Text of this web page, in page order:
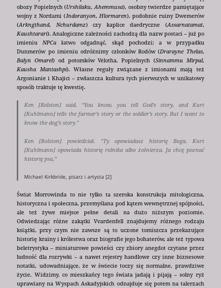
obozy Popielnych (Urshilaku,Ahemmusa), osobny twierdze pamiętające
wojny z Nordami (Indoranyon, Hlormaren), podobnie ruiny Dwemerów
(Arkngthand, Nchurdamz) czy kaplice daedryczne (Assarnatamat,
Kaushtarari). Analogiczne zależności zachodzą dla nazw postaci – już po
imieniuNPCa łatwo odgadnąć, skąd pochodzi; a w przypadku
Dunmerów po imieniu odróżnimy członków Rodów (Drarayne Thelas,
Balyn Omarel) od potomków Velotha, Popielnych (Sinnammu Mirpal,
Kausha Mantashpi). Własne reguły związane z imionami mają też
Argonianie i Khajici – zwłaszcza kultura tych pierwszych w unikatowy
sposób traktuje tę kwestię.
Ken [Rolston] said, “You know, you tell God’s story, and Kurt
[Kuhlmann] tells the farmer’s story or the soldier’s story. But I want to
know the dog’s story.”
Ken [Rolston] powiedział, “Ty opowiadasz historię Boga, Kurt
[Kuhlmann] opowiada historię rolnika albo żołnierza. Ja chcę poznać
historię psa.”
Michael Kirkbride, pisarz i artysta [2]
Świat Morrowinda to nie tylko ta szeroka konstrukcja mitologiczna,
historyczna i społeczna, przemyślana pod kątem wewnętrznej spójności,
ale też żywe miejsce pełne detali na dużo niższym poziomie.
Odwiedzając różne zakątki Vvardenfell znajdujemy różnego rodzaju
książki, przy czym nie zawsze są to uczone tomiszcza przekazujące
historię krainy i królestwa oraz biografie jego bohaterów, ale też typowa
beletrystyka – miniaturowe powieści czy zbiory anegdot czytane przez
ludność dla rozrywki – a nawet rejestry handlowe czy inne biznesowe
notatki, udowadniające, że w świecie toczy się normalne, prawdziwe
życie. Widzimy, co mieszkańcy tego świata jadają i pijają – solny ryż
uprawiany na Wyspach Askadyjskich odnajduje się potem na talerzach